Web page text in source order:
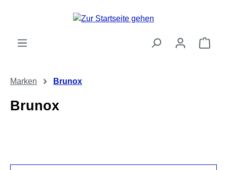
Zum Hauptinhalt springen
Marken Brunox
Brunox